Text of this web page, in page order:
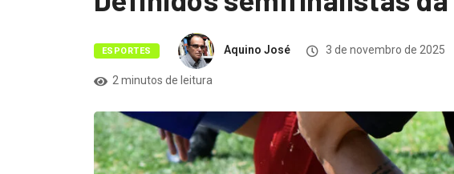
ESPORTES Aquino José 3 de novembro de 2025
2 minutos de leitura